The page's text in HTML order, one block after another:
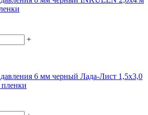
+
6 мм черный Лада-Лист 1,5х3,0